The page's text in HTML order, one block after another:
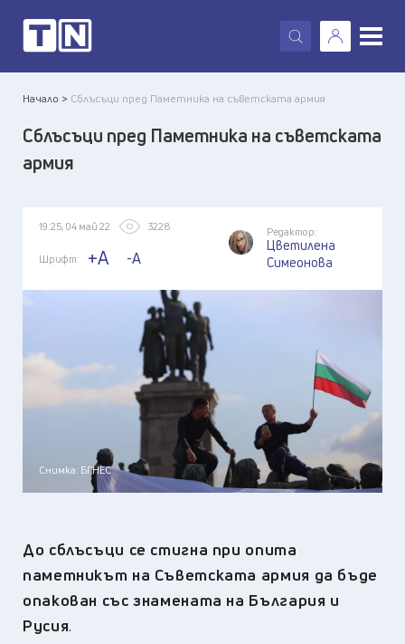
X
Начало > Сблъсъци пред Паметника на съветската армия
Сблъсъци пред Паметника на съветската
армия
19:25, 04 май 22 3228
Шрифт: +A -A
Редактор:
Цветилена
Симеонова
Снимка: БГНЕС
До сблъсъци се стигна при опита
паметникът на Съветската армия да бъде
опакован със знамената на България и
Русия.